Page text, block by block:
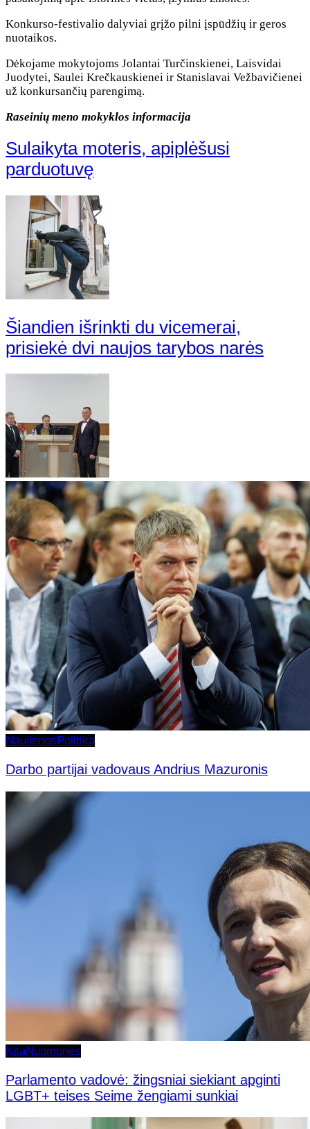
Konkurso-festivalio dalyviai grįžo pilni įspūdžių ir geros
nuotaikos.
Dėkojame mokytojoms Jolantai Turčinskienei, Laisvidai
Juodytei, Saulei Krečkauskienei ir Stanislavai Vežbavičienei
už konkursančių parengimą.
Raseinių meno mokyklos informacija
Sulaikyta moteris, apiplėšusi
parduotuvę
Šiandien išrinkti du vicemerai,
prisiekė dvi naujos tarybos narės
NaujienosPolitika
Darbo partijai vadovaus Andrius Mazuronis
KitaNuomonės
Parlamento vadovė: žingsniai siekiant apginti
LGBT+ teises Seime žengiami sunkiai